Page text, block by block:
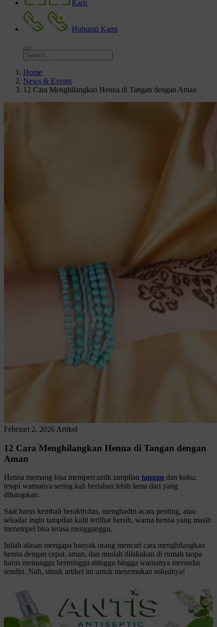
Karir
Hubungi Kami
Home
News & Events
12 Cara Menghilangkan Henna di Tangan dengan Aman
Februari 2, 2026 Artikel
12 Cara Menghilangkan Henna di Tangan dengan
Aman
Henna memang bisa mempercantik tampilan tangan dan kuku,
tetapi warnanya sering kali bertahan lebih lama dari yang
diharapkan.
Saat harus kembali beraktivitas, menghadiri acara penting, atau
sekadar ingin tampilan kulit terlihat bersih, warna henna yang masih
menempel bisa terasa mengganggu.
Inilah alasan mengapa banyak orang mencari cara menghilangkan
henna dengan cepat, aman, dan mudah dilakukan di rumah tanpa
harus menunggu berminggu-minggu hingga warnanya memudar
sendiri. Nah, simak artikel ini untuk menemukan solusinya!